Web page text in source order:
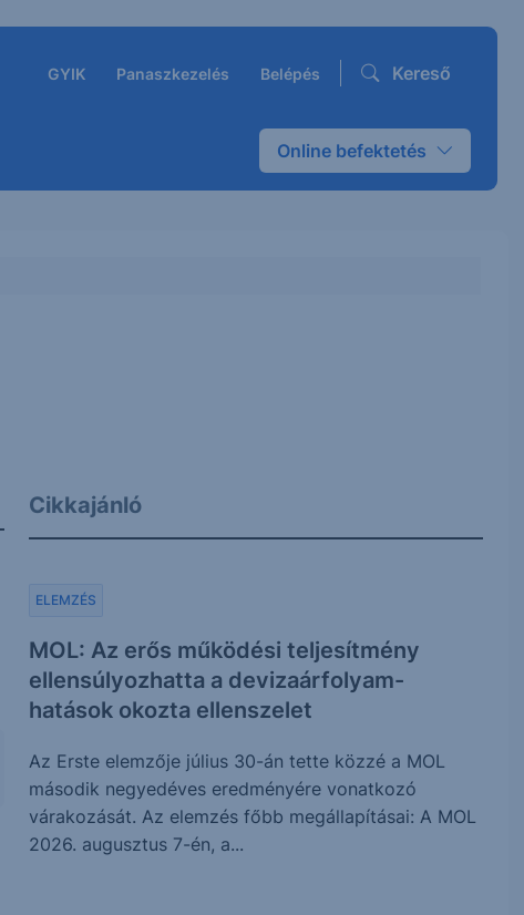
GYIK Panaszkezelés Belépés Kereső
Online befektetés
Cikkajánló
MOL: Az erős működési teljesítmény
ellensúlyozhatta a devizaárfolyam-
hatások okozta ellenszelet
ELEMZÉS
Az Erste elemzője július 30-án tette közzé a MOL
második negyedéves eredményére vonatkozó
várakozását. Az elemzés főbb megállapításai: A MOL
2026. augusztus 7-én, a...